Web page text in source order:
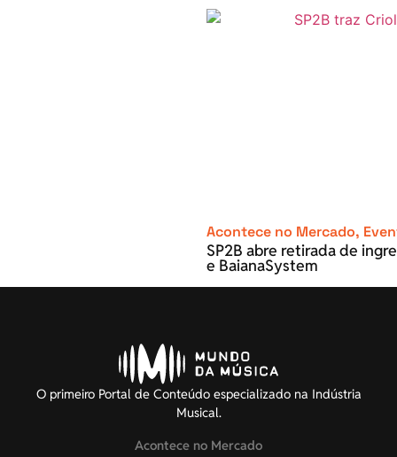
Acontece no Mercado,
SP2B abre retirada de
e BaianaSystem
O primeiro Portal de Conteúdo especializado na Indústria
Musical.
Acontece no Mercado